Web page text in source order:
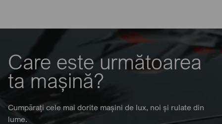
Care este următoarea
ta mașină?
Cumpărați cele mai dorite mașini de lux, noi și rulate din
lume.